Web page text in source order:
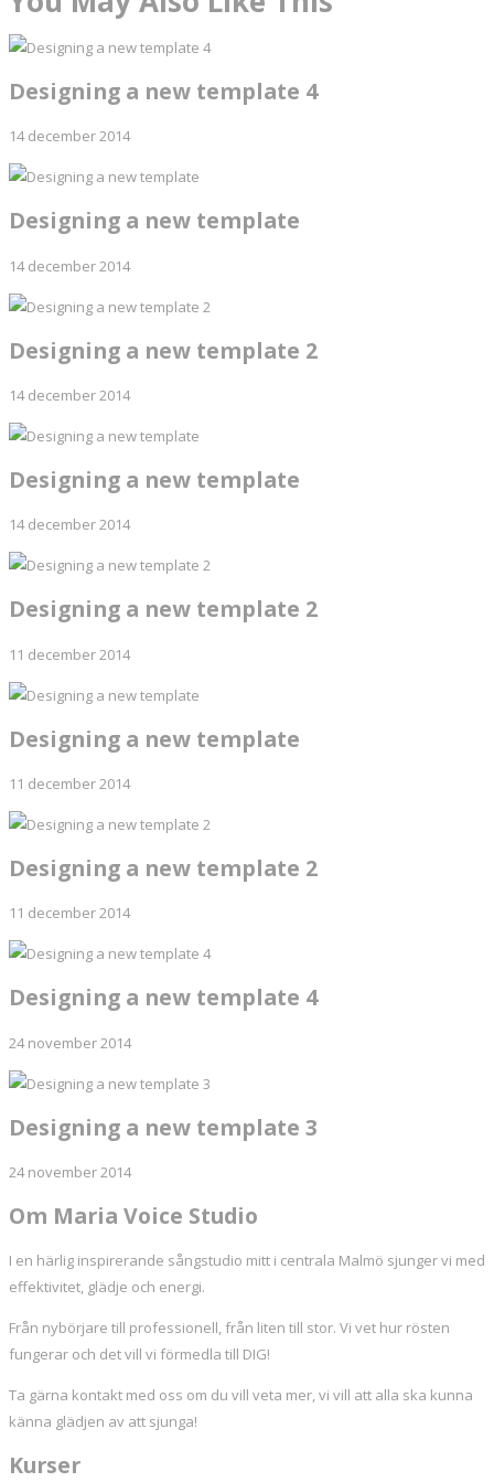
Designing a new template 4
14 december 2014
Designing a new template
14 december 2014
Designing a new template 2
14 december 2014
Designing a new template
14 december 2014
Designing a new template 2
11 december 2014
Designing a new template
11 december 2014
Designing a new template 2
11 december 2014
Designing a new template 4
24 november 2014
Designing a new template 3
24 november 2014
Om Maria Voice Studio
I en härlig inspirerande sångstudio mitt i centrala Malmö sjunger vi med
effektivitet, glädje och energi.
Från nybörjare till professionell, från liten till stor. Vi vet hur rösten
fungerar och det vill vi förmedla till DIG!
Ta gärna kontakt med oss om du vill veta mer, vi vill att alla ska kunna
känna glädjen av att sjunga!
Kurser